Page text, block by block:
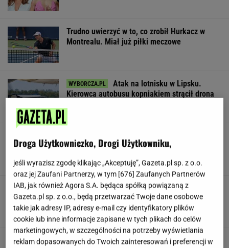
Trudno uwierzyć w to, co zrobił Hurkacz w
Montrealu. Miał już piłki meczowe
Atak na lotnisku w Lipsku.
Kierowca autobusu kopniakiem strącił drona
SUBSKRYPCJA
kontroli PiS. "Znalazł się w pułapce"
SUBSKRYPCJA
Dwa pytony na szyi kobiety. Świadkowie
wezwali policję
Droga Użytkowniczko, Drogi Użytkowniku,
jeśli wyrazisz zgodę klikając „Akceptuję”, Gazeta.pl sp. z o.o.
oraz jej Zaufani Partnerzy, w tym [676] Zaufanych Partnerów
IAB, jak również Agora S.A. będąca spółką powiązaną z
Gazeta.pl sp. z o.o., będą przetwarzać Twoje dane osobowe
takie jak adresy IP, adresy e-mail czy identyfikatory plików
cookie lub inne informacje zapisane w tych plikach do celów
marketingowych, w szczególności na potrzeby wyświetlania
reklam dopasowanych do Twoich zainteresowań i preferencji w